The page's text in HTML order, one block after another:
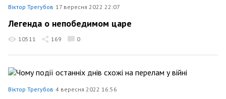
Віктор Трегубов 17 вересня 2022 22:07
Легенда о непобедимом царе
10511 169 0
Віктор Трегубов 4 вересня 2022 16:56